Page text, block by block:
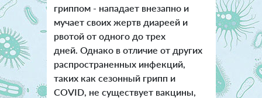
гриппом - нападает внезапно и
мучает своих жертв диареей и
рвотой от одного до трех
дней. Однако в отличие от других
распространенных инфекций,
таких как сезонный грипп и
COVID, не существует вакцины,